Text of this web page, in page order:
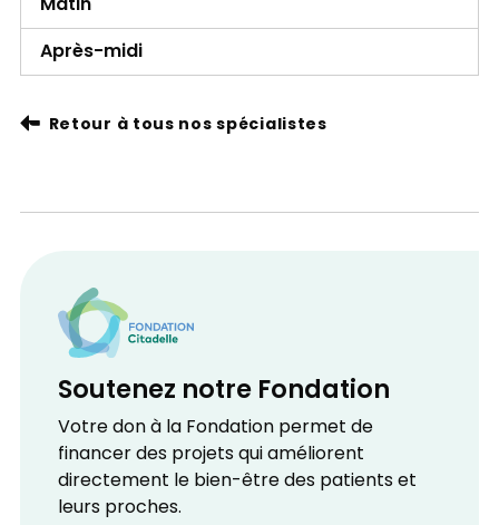
Après-midi
Retour à tous nos spécialistes
Soutenez notre Fondation
Votre don à la Fondation permet de
financer des projets qui améliorent
directement le bien-être des patients et
leurs proches.